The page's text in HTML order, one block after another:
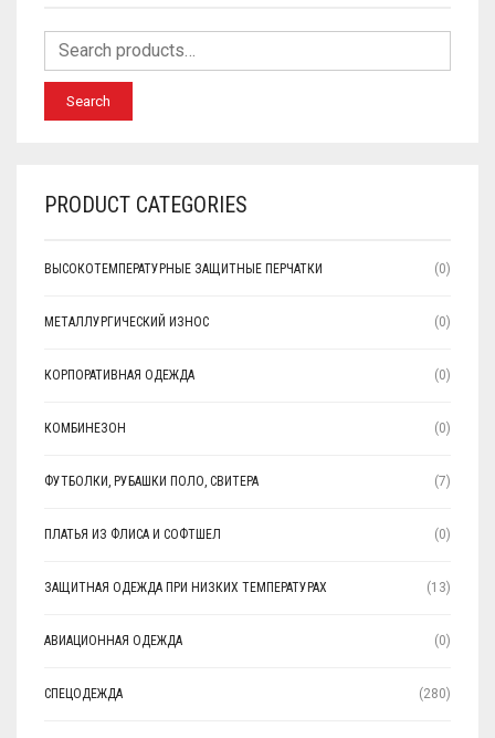
Search
PRODUCT CATEGORIES
ВЫСОКОТЕМПЕРАТУРНЫЕ ЗАЩИТНЫЕ ПЕРЧАТКИ (0)
МЕТАЛЛУРГИЧЕСКИЙ ИЗНОС (0)
КОРПОРАТИВНАЯ ОДЕЖДА (0)
КОМБИНЕЗОН (0)
ФУТБОЛКИ, РУБАШКИ ПОЛО, СВИТЕРА (7)
ПЛАТЬЯ ИЗ ФЛИСА И СОФТШЕЛ (0)
ЗАЩИТНАЯ ОДЕЖДА ПРИ НИЗКИХ ТЕМПЕРАТУРАХ (13)
АВИАЦИОННАЯ ОДЕЖДА (0)
СПЕЦОДЕЖДА (280)